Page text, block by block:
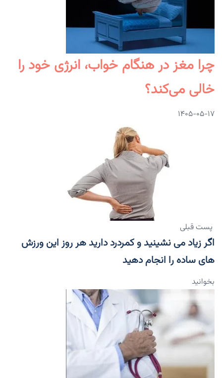
چرا مغز در هنگام خواب، انرژی خود را
خالی می‌کند؟
۱۴۰۵-۰۵-۱۷
پست قبلی
اگر زیاد می نشینید و کمردرد دارید هر روز این ورزش
های ساده را انجام دهید
بخوانید